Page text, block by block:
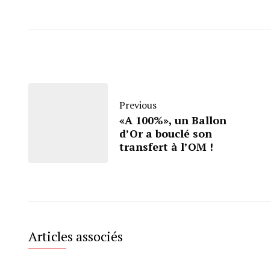
Previous
«A 100%», un Ballon
d’Or a bouclé son
transfert à l’OM !
Articles associés